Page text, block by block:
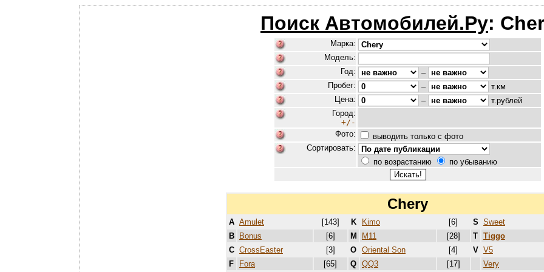
Поиск Автомобилей.Ру:
Марка:
Модель:
Год:
–
Пробег:
–
т.км
Цена:
–
т.рублей
Город:
+/-
Фото:
выводить только с фото
Сортировать:
по возрастанию
по убыванию
Chery
A Amulet [143] K Kimo [6] S Sweet
B
Bonus [6] M M11 [28] T Tiggo
C CrossEaster [3] O Oriental Son [4] V V5
F
Fora [65] Q QQ3 [17] Very